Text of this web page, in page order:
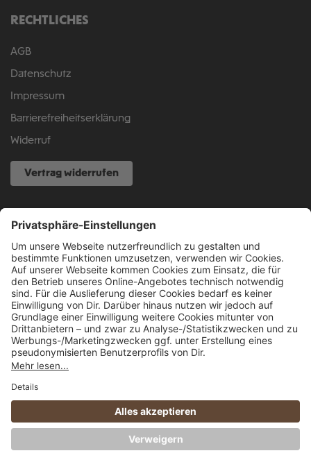
RECHTLICHES
AGB
Datenschutz
Impressum
Barrierefreiheitserklärung
Widerruf
Vertrag widerrufen
NOCH FRAGEN?
040 317 874 888
info@fcsp-shop.com
Nachnahmegebühren, wenn nicht anders angegeben.